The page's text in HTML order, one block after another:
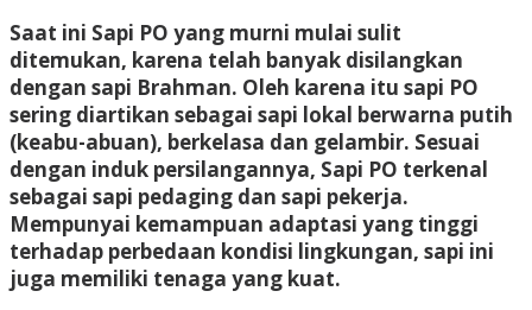
Saat ini Sapi PO yang murni mulai sulit
ditemukan, karena telah banyak disilangkan
dengan sapi Brahman. Oleh karena itu sapi PO
sering diartikan sebagai sapi lokal berwarna putih
(keabu-abuan), berkelasa dan gelambir. Sesuai
dengan induk persilangannya, Sapi PO terkenal
sebagai sapi pedaging dan sapi pekerja.
Mempunyai kemampuan adaptasi yang tinggi
terhadap perbedaan kondisi lingkungan, sapi ini
juga memiliki tenaga yang kuat.